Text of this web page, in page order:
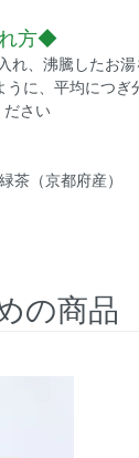
方◆
れ、沸騰したお
に、平均につぎ
さい
茶（京都府産）
の商品